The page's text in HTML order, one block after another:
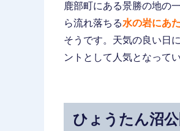
鹿部町にある景勝の地の
ら流れ落ちる水の岩にあ
そうです。天気の良い日
ントとして人気となってい
ひょうたん沼公